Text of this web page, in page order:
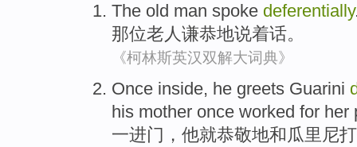
The old man spoke deferentially
那位老人谦恭地说着话。
《柯林斯英汉双解大词典》
Once inside, he greets Guarini
his mother once worked for her
一进门， 他就恭敬地和瓜里尼